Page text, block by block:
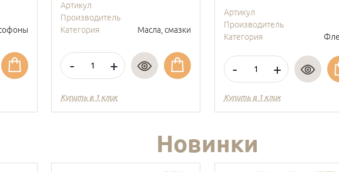
Артикул
Производитель
Категория
Масла, смазки
- +
Купить в 1 клик
Артикул
Производитель
Категория
- +
Купить в 1 клик
Новинки